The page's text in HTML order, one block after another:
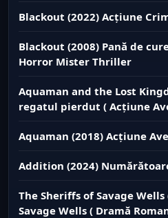
Blackout (2022) Acțiune
Blackout (2008) Pană de
Horror Mister Thriller
Aquaman and the Lost
regatul pierdut ( Acțiune
Aquaman (2018) Acțiune
Addition (2024)
The Sheriffs of Savage
Savage Wells ( Dramă